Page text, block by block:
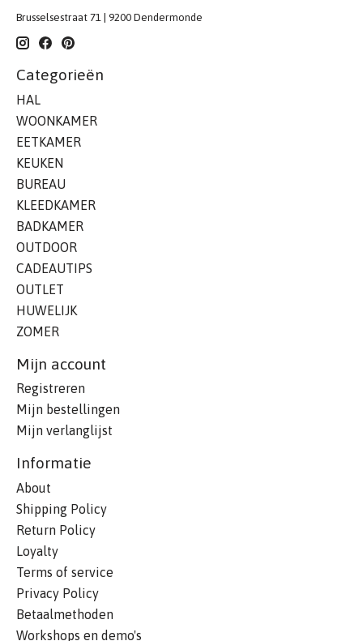
Brusselsestraat 71 | 9200 Dendermonde
Categorieën
HAL
WOONKAMER
EETKAMER
KEUKEN
BUREAU
KLEEDKAMER
BADKAMER
OUTDOOR
CADEAUTIPS
OUTLET
HUWELIJK
ZOMER
Mijn account
Registreren
Mijn bestellingen
Mijn verlanglijst
Informatie
About
Shipping Policy
Return Policy
Loyalty
Terms of service
Privacy Policy
Betaalmethoden
Workshops en demo's